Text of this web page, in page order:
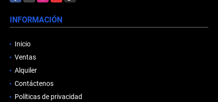
INFORMACIÓN
Inicio
Ventas
Alquiler
Contáctenos
Políticas de privacidad